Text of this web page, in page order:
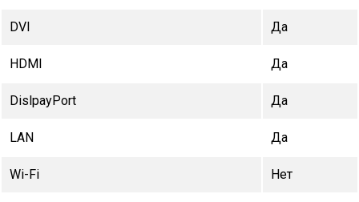
DVI Да
HDMI Да
DislpayPort Да
LAN Да
Wi-Fi Нет